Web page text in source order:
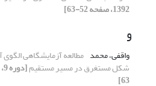
1392، صفحه 52-63]
و
واقفی، محمد
شکل مستغرق در مسیر مستقیم
63]